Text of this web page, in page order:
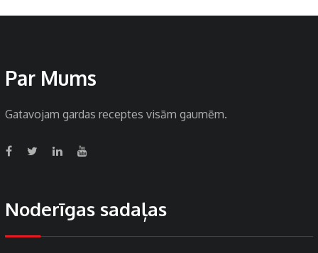
Par Mums
Gatavojam gardas receptes visām gaumēm.
Noderīgas sadaļas